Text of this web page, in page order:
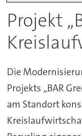
Projekt
Die
Projekts „BAR
am Standort